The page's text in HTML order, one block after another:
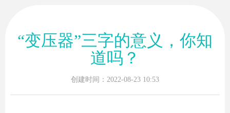
“变压器”三字的意义，你知
道吗？
创建时间： 2022-08-23 10:53